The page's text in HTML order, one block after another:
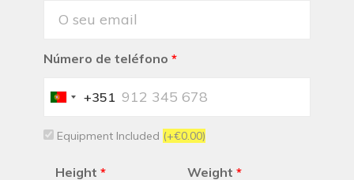
Número de teléfono *
Portugal
+351
Equipment Included (+€0.00)
Height * Weight *